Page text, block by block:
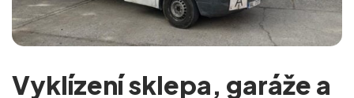
Vyklízení sklepa, garáže a